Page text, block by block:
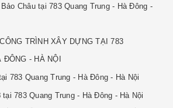
Châu tại 783 Quang Trung - Hà Đông -
TRÌNH XÂY DỰNG TẠI 783
- HÀ NỘI
783 Quang Trung - Hà Đông - Hà Nội
783 Quang Trung - Hà Đông - Hà Nội